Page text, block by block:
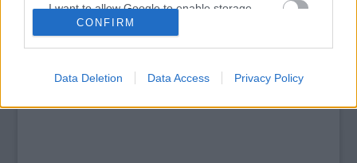
I want to allow Google to enable storage
related to functionality of the website or app.
related to personalization.
I want to allow Google to enable storage
CONFIRM
Data Deletion Data Access Privacy Policy